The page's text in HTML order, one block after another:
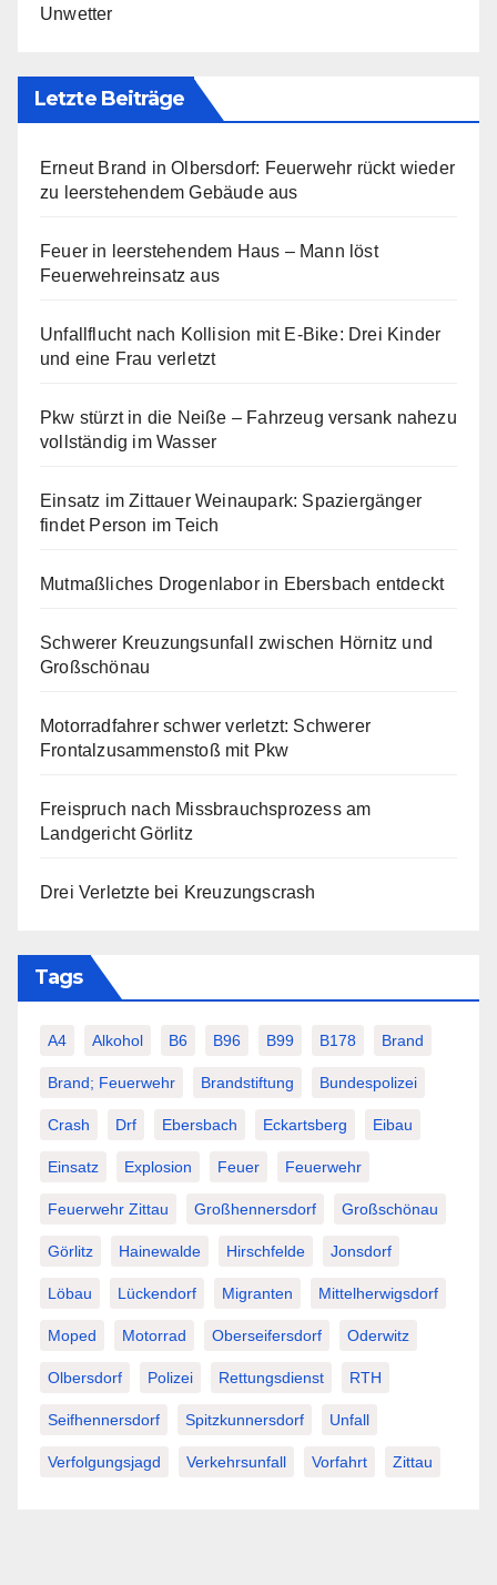
Unwetter
Letzte Beiträge
Erneut Brand in Olbersdorf: Feuerwehr rückt wieder
zu leerstehendem Gebäude aus
Feuer in leerstehendem Haus – Mann löst
Feuerwehreinsatz aus
Unfallflucht nach Kollision mit E-Bike: Drei Kinder
und eine Frau verletzt
Pkw stürzt in die Neiße – Fahrzeug versank nahezu
vollständig im Wasser
Einsatz im Zittauer Weinaupark: Spaziergänger
findet Person im Teich
Mutmaßliches Drogenlabor in Ebersbach entdeckt
Schwerer Kreuzungsunfall zwischen Hörnitz und
Großschönau
Motorradfahrer schwer verletzt: Schwerer
Frontalzusammenstoß mit Pkw
Freispruch nach Missbrauchsprozess am
Landgericht Görlitz
Drei Verletzte bei Kreuzungscrash
Tags
A4 Alkohol B6 B96 B99 B178 Brand
Brand; Feuerwehr Brandstiftung Bundespolizei
Crash Drf Ebersbach Eckartsberg Eibau
Einsatz Explosion Feuer Feuerwehr
Feuerwehr Zittau Großhennersdorf Großschönau
Görlitz Hainewalde Hirschfelde Jonsdorf
Löbau Lückendorf Migranten Mittelherwigsdorf
Moped Motorrad Oberseifersdorf Oderwitz
Olbersdorf Polizei Rettungsdienst RTH
Seifhennersdorf Spitzkunnersdorf Unfall
Verfolgungsjagd Verkehrsunfall Vorfahrt Zittau